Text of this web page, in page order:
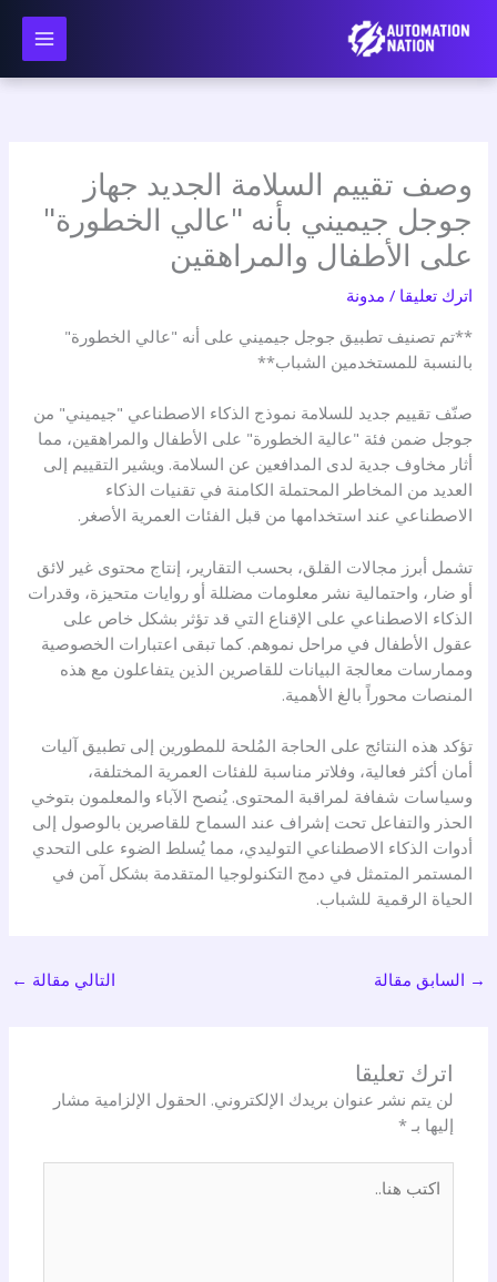
وصف تقييم السلامة الجديد جهاز
جوجل جيميني بأنه "عالي الخطورة"
على الأطفال والمراهقين
اترك تعليقا / مدونة
**تم تصنيف تطبيق جوجل جيميني على أنه "عالي الخطورة"
بالنسبة للمستخدمين الشباب**
صنّف تقييم جديد للسلامة نموذج الذكاء الاصطناعي "جيميني" من
جوجل ضمن فئة "عالية الخطورة" على الأطفال والمراهقين، مما
أثار مخاوف جدية لدى المدافعين عن السلامة. ويشير التقييم إلى
العديد من المخاطر المحتملة الكامنة في تقنيات الذكاء
الاصطناعي عند استخدامها من قبل الفئات العمرية الأصغر.
تشمل أبرز مجالات القلق، بحسب التقارير، إنتاج محتوى غير لائق
أو ضار، واحتمالية نشر معلومات مضللة أو روايات متحيزة، وقدرات
الذكاء الاصطناعي على الإقناع التي قد تؤثر بشكل خاص على
عقول الأطفال في مراحل نموهم. كما تبقى اعتبارات الخصوصية
وممارسات معالجة البيانات للقاصرين الذين يتفاعلون مع هذه
المنصات محوراً بالغ الأهمية.
تؤكد هذه النتائج على الحاجة المُلحة للمطورين إلى تطبيق آليات
أمان أكثر فعالية، وفلاتر مناسبة للفئات العمرية المختلفة،
وسياسات شفافة لمراقبة المحتوى. يُنصح الآباء والمعلمون بتوخي
الحذر والتفاعل تحت إشراف عند السماح للقاصرين بالوصول إلى
أدوات الذكاء الاصطناعي التوليدي، مما يُسلط الضوء على التحدي
المستمر المتمثل في دمج التكنولوجيا المتقدمة بشكل آمن في
الحياة الرقمية للشباب.
→ السابق مقالة التالي مقالة ←
اترك تعليقا
لن يتم نشر عنوان بريدك الإلكتروني. الحقول الإلزامية مشار
إليها بـ*
هنا..